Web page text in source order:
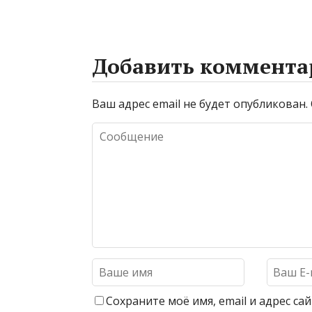
Добавить
Ваш адрес email не будет опубликован.
Сохраните моё имя, email и адрес